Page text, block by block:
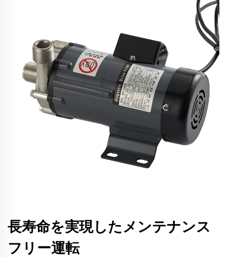
長寿命を実現したメンテナンス
フリー運転